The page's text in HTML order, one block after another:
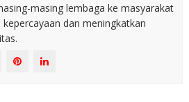
masing lembaga ke masyarakat
dan meningkatkan